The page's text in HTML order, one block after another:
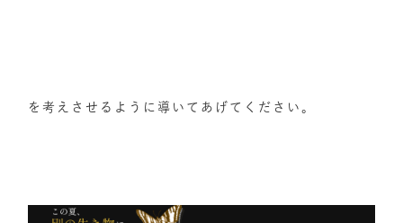
を考えさせるように導いてあげてください。